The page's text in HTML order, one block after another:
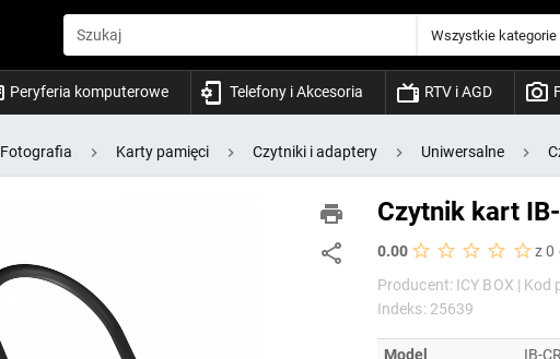
Szukaj Wszystkie kategorie
Peryferia komputerowe Telefony i Akcesoria RTV i AGD
Fotografia Karty pamięci Czytniki i adaptery Uniwersalne
Czytnik kart
0.00
z 0
Producent: ICY BOX | Kod
Indeks: 25639
Model
IB-